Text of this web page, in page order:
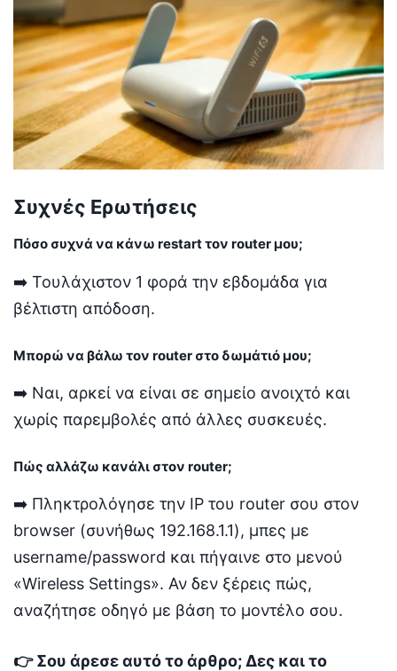
Συχνές Ερωτήσεις
Πόσο συχνά να κάνω restart τον router μου;
➡️ Τουλάχιστον 1 φορά την εβδομάδα για
βέλτιστη απόδοση.
Μπορώ να βάλω τον router στο δωμάτιό μου;
➡️ Ναι, αρκεί να είναι σε σημείο ανοιχτό και
χωρίς παρεμβολές από άλλες συσκευές.
Πώς αλλάζω κανάλι στον router;
➡️ Πληκτρολόγησε την IP του router σου στον
browser (συνήθως 192.168.1.1), μπες με
username/password και πήγαινε στο μενού
«Wireless Settings». Αν δεν ξέρεις πώς,
αναζήτησε οδηγό με βάση το μοντέλο σου.
👉 Σου άρεσε αυτό το άρθρο; Δες και το